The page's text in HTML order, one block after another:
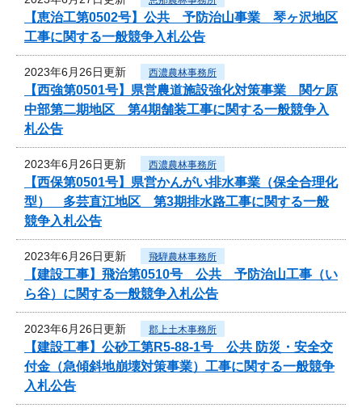
【恵治工第0502号】公共 予防治山事業 琴ヶ沢地区
工事に関する一般競争入札公告
2023年6月26日更新 西濃農林事務所
【西強第0501号】県営農道施設強化対策事業 関ケ原
中部第二期地区 第4期舗装工事に関する一般競争入
札公告
2023年6月26日更新 西濃農林事務所
【西保第0501号】県営かんがい排水事業（保全合理化
型） 多芸直江地区 第3期排水路工事に関する一般
競争入札公告
2023年6月26日更新 飛騨農林事務所
【建設工事】飛治第0510号 公共 予防治山工事（い
ら谷）に関する一般競争入札公告
2023年6月26日更新 郡上土木事務所
【建設工事】公砂工第R5-88-1号 公共 防災・安全交
付金（急傾斜地崩壊対策事業）工事に関する一般競争
入札公告